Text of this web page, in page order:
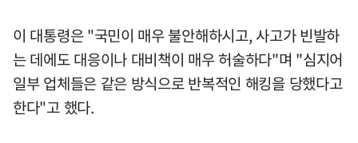
이 대통령은 "국민이 매우 불안해하시고, 사고가 빈발하
는 데에도 대응이나 대비책이 매우 허술하다"며 "심지어
일부 업체들은 같은 방식으로 반복적인 해킹을 당했다고
한다"고 했다.